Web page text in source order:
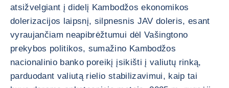
atsižvelgiant į didelį Kambodžos ekonomikos
dolerizacijos laipsnį, silpnesnis JAV doleris, esant
vyraujančiam neapibrėžtumui dėl Vašingtono
prekybos politikos, sumažino Kambodžos
nacionalinio banko poreikį įsikišti į valiutų rinką,
parduodant valiutą rielio stabilizavimui, kaip tai